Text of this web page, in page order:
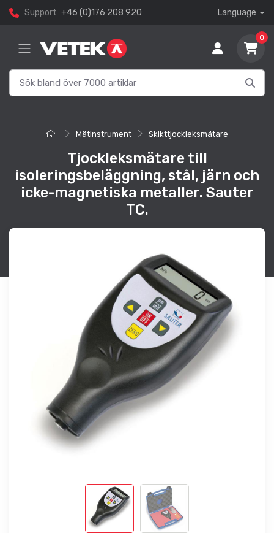
Support +46 (0)176 208 920 Language
0
Mätinstrument Skikttjockleksmätare
Tjockleksmätare till
isoleringsbeläggning, stål, järn och
icke-magnetiska metaller. Sauter
TC.